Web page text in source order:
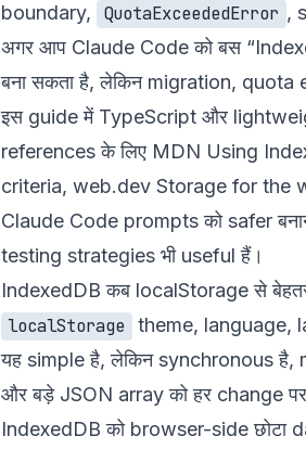
boundary,
QuotaExceededError ,
अगर आप Claude Code को बस
बना सकता है, लेकिन migration,
इस guide में TypeScript और
references के लिए MDN Using
criteria, web.dev Storage for the
Claude Code prompts को safer
testing strategies भी useful हैं।
IndexedDB कब localStorage से
localStorage
theme, language,
यह simple है, लेकिन synchronous है,
और बड़े JSON array को हर change
IndexedDB को browser-side छोटा